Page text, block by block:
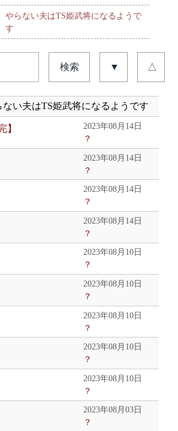
やらない夫はTS姫武将になるようで
す
検索 ▼ △
ない夫はTS姫武将になるようです
】
2023年08月14日
？
2023年08月14日
？
2023年08月14日
？
2023年08月14日
？
2023年08月10日
？
2023年08月10日
？
2023年08月10日
？
2023年08月10日
？
2023年08月10日
？
2023年08月03日
？